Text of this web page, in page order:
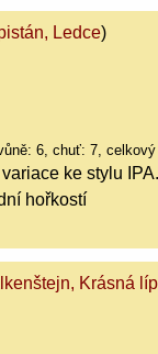
Ledce)
6, chuť: 7,
ke stylu
hořkostí
Krásná